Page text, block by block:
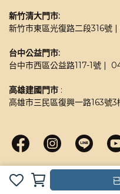
新竹清大門市:
新竹市東區光復路二段316號 |
台中公益門市:
台中市西區公益路117-1號 |
高雄建國門市 :
高雄市三民區復興一路163號